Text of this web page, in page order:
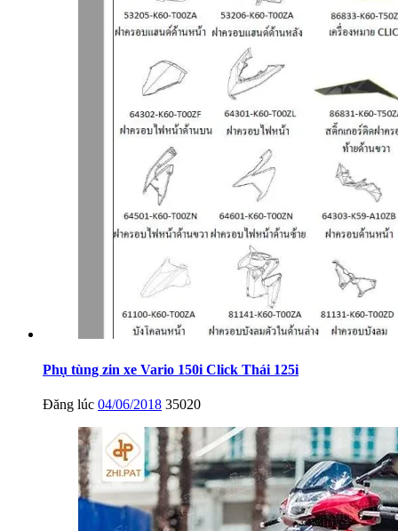
Phụ tùng zin xe Vario 150i Click Thái 125i
Đăng lúc 04/06/2018 35020